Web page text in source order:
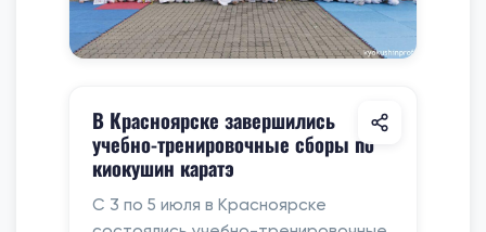
В Красноярске завершились
учебно-тренировочные сборы по
киокушин каратэ
С 3 по 5 июля в Красноярске